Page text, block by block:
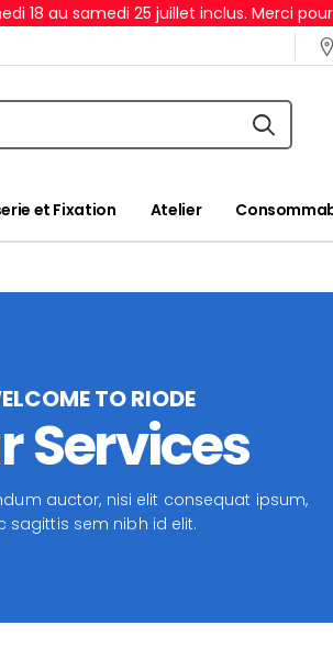
18 au samedi 25 juillet inclus. Merci
et Fixation Atelier
TO RIODE
Services
auctor, nisi elit consequat ipsum,
sagittis sem nibh id elit.